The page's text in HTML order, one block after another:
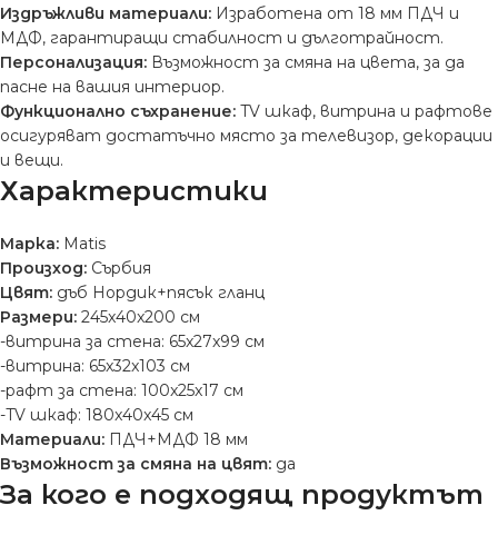
Издръжливи материали: Изработена от 18 мм ПДЧ и
МДФ, гарантиращи стабилност и дълготрайност.
Персонализация: Възможност за смяна на цвета, за да
пасне на вашия интериор.
Функционално съхранение: TV шкаф, витрина и рафтове
осигуряват достатъчно място за телевизор, декорации
и вещи.
Характеристики
Марка: Matis
Произход: Сърбия
Цвят: дъб Нордик+пясък гланц
Размери: 245x40x200 см
-витрина за стена: 65x27x99 см
-витрина: 65x32x103 см
-рафт за стена: 100x25x17 см
-TV шкаф: 180x40x45 см
Материали: ПДЧ+МДФ 18 мм
Възможност за смяна на цвят: да
За кого е подходящ продуктът